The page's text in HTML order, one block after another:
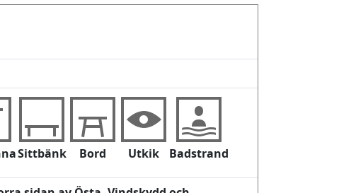
Sittbänk Bord Utkik Badstrand